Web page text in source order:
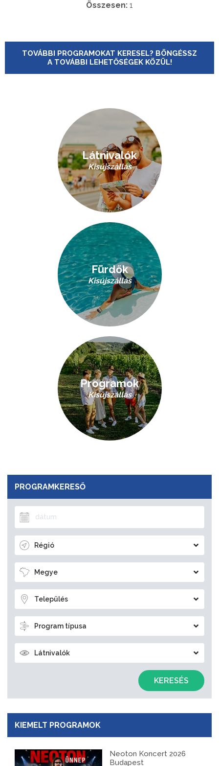
PROGRAMKERESŐ
Régió
Megye
Település
Program típusa
Látnivalók
KERESÉS
KIEMELT PROGRAMOK
Neoton Koncert 2026
Budapest
Összesen: 1
TOVÁBBI PROGRAMOKAT KERESEL? BÖNGÉSSZ
A TOVÁBBI LEHETŐSÉGEK KÖZÜL!
Látnivalók
Kisújszállás
Fürdők
Kisújszállás
Programok
Kisújszállás